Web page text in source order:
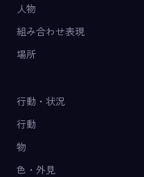
人物
組み合わせ表現
場所
行動・状況
行動
物
色・外見